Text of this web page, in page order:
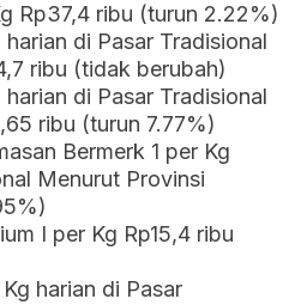
Rp37,4 ribu (turun 2.22%)
di Pasar Tradisional
ribu (tidak berubah)
di Pasar Tradisional
ribu (turun 7.77%)
Bermerk 1 per Kg
Menurut Provinsi
I per Kg Rp15,4 ribu
harian di Pasar